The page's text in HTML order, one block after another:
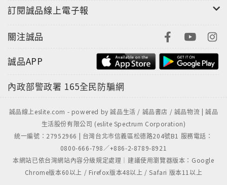
訂閱誠品線上電子報
關注誠品
誠品APP
內政部警政署 165全民防騙網
誠品線上eslite.com - powered by 誠品生活 / 誠品書店 / 誠品物流 | 誠品
生活股份有限公司 (eslite Spectrum Corporation)
統一編號：27952966 | 台灣台北市信義區松德路204號B1 服務電話：
0800-666-798／+886-2-8789-8921
本網站已依台灣網站內容分級規定處理｜建議使用瀏覽器版本：Google
Chrome版本60以上 / Firefox版本48以上 / Safari 版本11以上